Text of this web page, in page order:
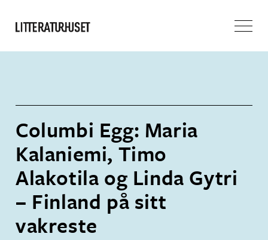
Columbi Egg: Maria
Kalaniemi, Timo
Alakotila og Linda Gytri
– Finland på sitt
vakreste